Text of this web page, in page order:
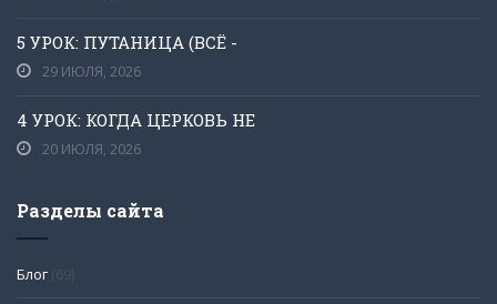
5 УРОК: ПУТАНИЦА (ВСЁ -
29 ИЮЛЯ, 2026
4 УРОК: КОГДА ЦЕРКОВЬ НЕ
20 ИЮЛЯ, 2026
Разделы сайта
Блог (69)